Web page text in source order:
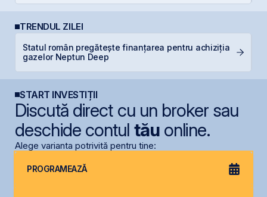
TRENDUL ZILEI
Statul român pregătește finanțarea pentru achiziția
gazelor Neptun Deep
START INVESTIȚII
Discută direct cu un broker sau
deschide contul tăuonline.
Alege varianta potrivită pentru tine:
PROGRAMEAZĂ